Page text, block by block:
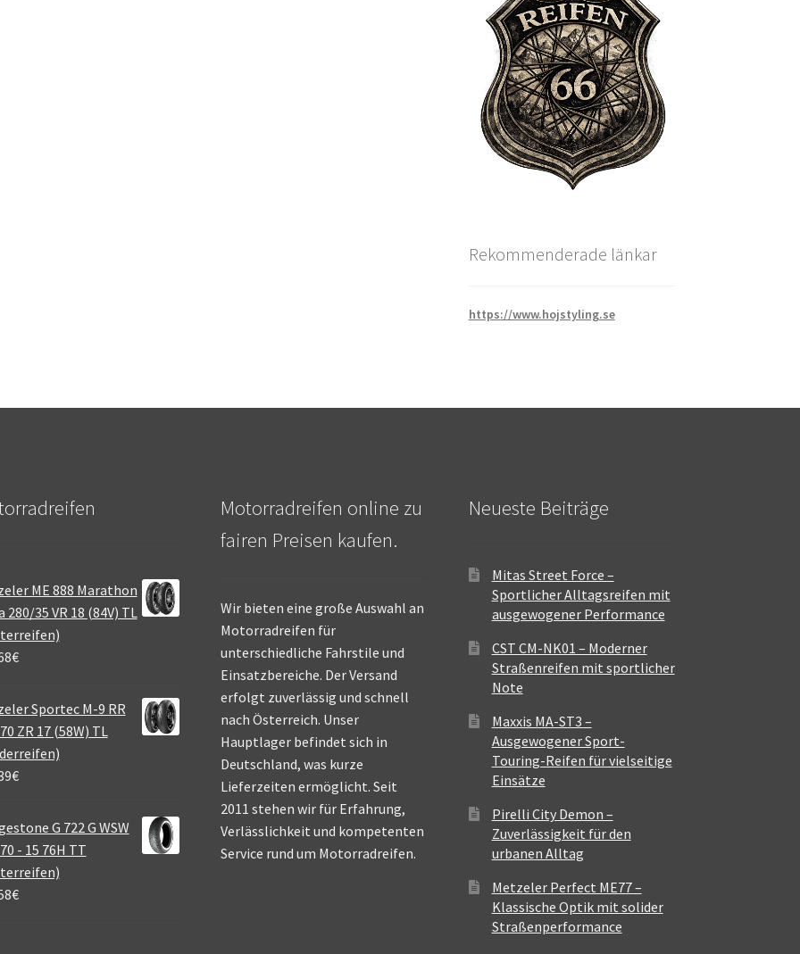
Rekommenderade länkar
https://www.hojstyling.se
ME 888 Marathon
280/35 VR 18 (84V) TL
€
Sportec M-9 RR
ZR 17 (58W) TL
€
G 722 G WSW
- 15 76H TT
€
Motorradreifen online zu
fairen Preisen kaufen.
Wir bieten eine große Auswahl an
Motorradreifen für
unterschiedliche Fahrstile und
Einsatzbereiche. Der Versand
erfolgt zuverlässig und schnell
nach Österreich. Unser
Hauptlager befindet sich in
Deutschland, was kurze
Lieferzeiten ermöglicht. Seit
2011 stehen wir für Erfahrung,
Verlässlichkeit und kompetenten
Service rund um Motorradreifen.
Neueste Beiträge
Mitas Street Force –
Sportlicher Alltagsreifen mit
ausgewogener Performance
CST CM-NK01 – Moderner
Straßenreifen mit sportlicher
Note
Maxxis MA-ST3 –
Ausgewogener Sport-
Touring-Reifen für vielseitige
Einsätze
Pirelli City Demon –
Zuverlässigkeit für den
urbanen Alltag
Metzeler Perfect ME77 –
Klassische Optik mit solider
Straßenperformance